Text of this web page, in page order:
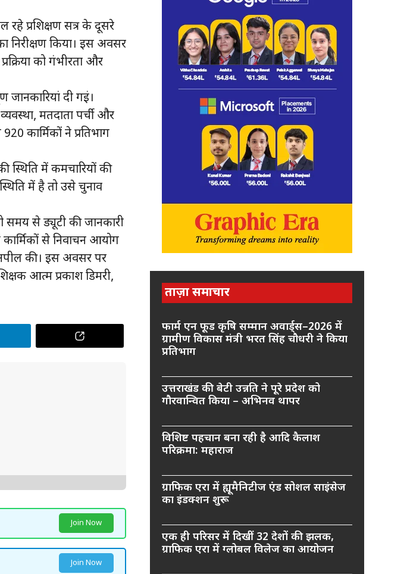
रहे प्रशिक्षण सत्र के दूसरे
निरीक्षण किया। इस अवसर
को गंभीरता और
जानकारियां दी गईं।
मतदाता पर्ची और
कार्मिकों ने प्रतिभाग
में कर्मचारियों की
में है तो उसे चुनाव
समय से ड्यूटी की जानकारी
से निर्वाचन आयोग
की। इस अवसर पर
आत्म प्रकाश डिमरी,
Join Now
Join Now
ताज़ा समाचार
फार्म एन फूड कृषि सम्मान अवार्ड्स–2026 में
ग्रामीण विकास मंत्री भरत सिंह चौधरी ने किया
प्रतिभाग
उत्तराखंड की बेटी उन्नति ने पूरे प्रदेश को
गौरवान्वित किया – अभिनव थापर
विशिष्ट पहचान बना रही है आदि कैलाश
परिक्रमा: महाराज
ग्राफिक एरा में ह्यूमैनिटीज एंड सोशल साइंसेज
का इंडक्शन शुरू
एक ही परिसर में दिखीं 32 देशों की झलक,
ग्राफिक एरा में ग्लोबल विलेज का आयोजन